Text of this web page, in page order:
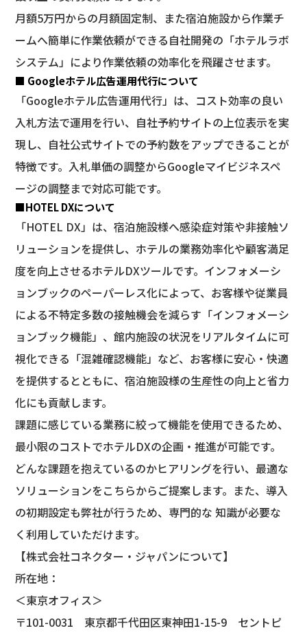
月額5万円からの月額固定制、また宿泊施設から作業チ
ームへ簡単に作業依頼ができる自社開発の「ホテルラボ
システム」により作業依頼の効率化を飛躍させます。
■ Googleホテル広告運用代行について
「Googleホテル広告運用代行」は、コスト効率の良い
入札方法で運用を行い、自社予約サイトの上位表示を実
現し、自社公式サイトでの予約数をアップできることが
特徴です。入札単価の調整からGoogleマイビジネスペ
ージの調整まで対応可能です。
■HOTEL DXについて
「HOTEL DX」は、宿泊施設様へ感染症対策や非接触ソ
リューションを提供し、ホテルの業務効率化や顧客満足
度を向上させるホテルDXツールです。インフォメーシ
ョンブックのペーパーレス化によって、お客様や従業員
による不特定多数の接触機会を減らす「インフォメーシ
ョンブック機能」、館内施設の状況をリアルタイムに可
視化できる「混雑確認機能」など、お客様に安心・快適
を提供するとともに、宿泊施設様の生産性の向上と省力
化にも貢献します。
課題に感じている業務に絞って機能を使用できるため、
最小限のコストでホテルDXの企画・推進が可能です。
どんな課題を抱えているのかヒアリングを行い、最適な
ソリューションをこちらからご提案します。また、導入
の初期設定も弊社が行うため、専門的な 知識が必要な
く利用していただけます。
​【株式会社コネクター・ジャパンについて】
所在地：
＜東京オフィス＞
〒101-0031 東京都千代田区東神田1-15-9 セントピ